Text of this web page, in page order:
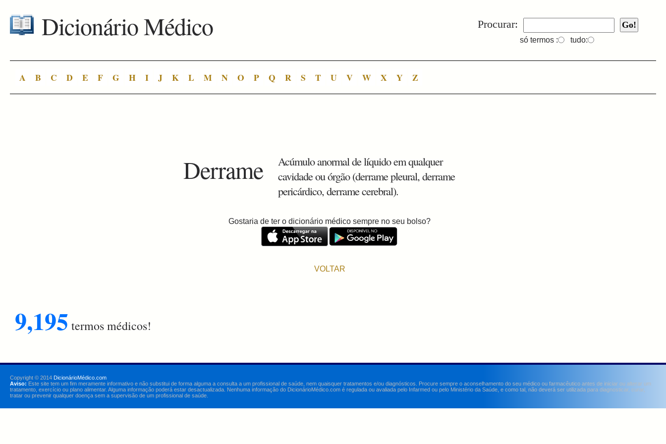
Procurar:
só termos : tudo:
Dicionário Médico
A B C D E F G H I J K L M N O P Q R S T U V W X Y Z
Derrame
Acúmulo anormal de líquido em qualquer
cavidade ou órgão (derrame pleural, derrame
pericárdico, derrame cerebral).
Gostaria de ter o dicionário médico sempre no seu bolso?
VOLTAR
9,195 termos médicos!
Copyright © 2014 DicionárioMédico.com
Aviso: Este site tem um fim meramente informativo e não substitui de forma alguma a consulta a um profissional de saúde, nem quaisquer tratamentos e/ou diagnósticos. Procure sempre o aconselhamento do seu médico ou farmacêutico antes de iniciar ou alterar um
tratamento, exercício ou plano alimentar. Alguma informação poderá estar desactualizada. Nenhuma informação do DicionárioMédico.com é regulada ou avaliada pelo Infarmed ou pelo Ministério da Saúde, e como tal, não deverá ser utilizada para diagnosticar, curar,
tratar ou prevenir qualquer doença sem a supervisão de um profissional de saúde.